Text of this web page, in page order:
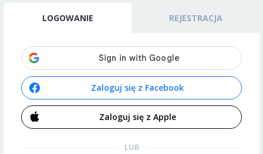
LOGOWANIE REJESTRACJA
Zaloguj się z Facebook
Zaloguj się z Apple
LUB